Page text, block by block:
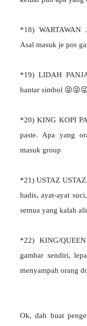
*18)
Asal masuk je pos
*19) LIDAH
hantar simbol
*20) KING KOPI
paste. Apa yang
masuk group
*21) USTAZ
hadis, ayat-ayat
semua yang kalah
*22) KING/
gambar sendiri,
menyampah orang
Ok, dah buat